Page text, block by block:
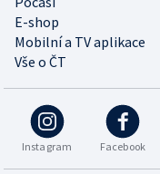
E-shop
Mobilní a TV aplikace
Vše o ČT
Instagram Facebook